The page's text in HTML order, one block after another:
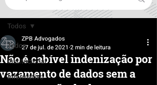
Post
Todos
Institucional
Informativo
Todos
Não é cabível indenização por
vazamento de dados sem a
ZPB Advogados
27 de jul. de 2021 2 min de leitura